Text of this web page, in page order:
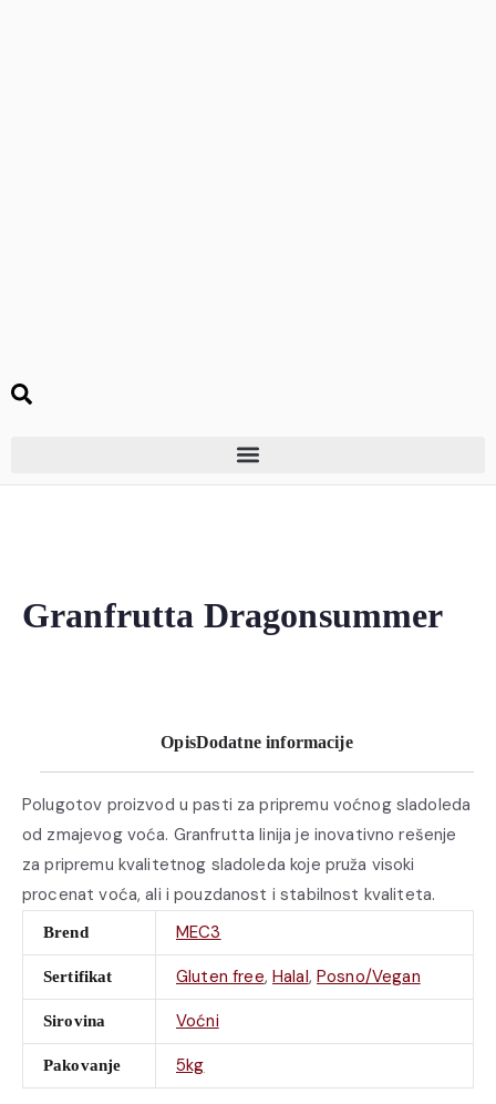
Granfrutta Dragonsummer
OpisDodatne informacije
Polugotov proizvod u pasti za pripremu voćnog sladoleda
od zmajevog voća. Granfrutta linija je inovativno rešenje
za pripremu kvalitetnog sladoleda koje pruža visoki
procenat voća, ali i pouzdanost i stabilnost kvaliteta.
Brend MEC3
Sertifikat Gluten free, Halal,Posno/Vegan
Sirovina Voćni
Pakovanje 5kg